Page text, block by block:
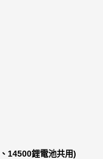
14500鋰電池共用)